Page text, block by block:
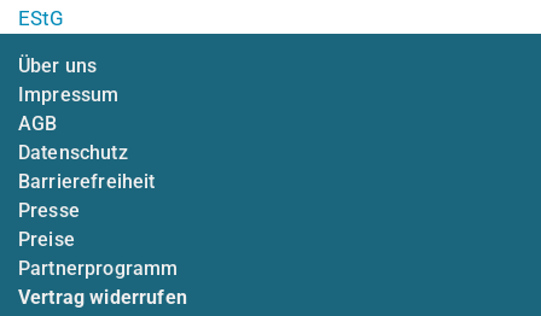
EStG
Über uns
Impressum
AGB
Datenschutz
Barrierefreiheit
Presse
Preise
Partnerprogramm
Vertrag widerrufen